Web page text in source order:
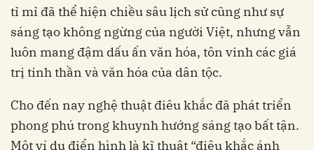
tỉ mỉ đã thể hiện chiều sâu lịch sử cũng như sự
sáng tạo không ngừng của người Việt, nhưng vẫn
luôn mang đậm dấu ấn văn hóa, tôn vinh các giá
trị tinh thần và văn hóa của dân tộc.
Cho đến nay nghệ thuật điêu khắc đã phát triển
phong phú trong khuynh hướng sáng tạo bất tận.
Một ví dụ điển hình là kĩ thuật “điêu khắc ánh